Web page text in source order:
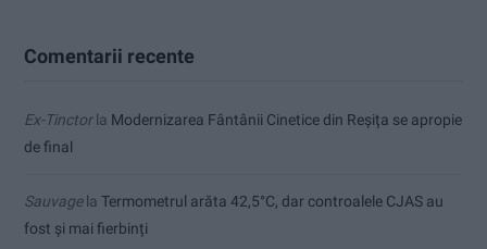
Comentarii recente
Ex-Tinctorla Modernizarea Fântânii Cinetice din Reșița se apropie
de final
Sauvagela Termometrul arăta 42,5°C, dar controalele CJAS au
fost și mai fierbinți